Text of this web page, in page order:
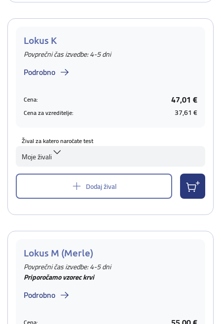
Lokus K
Povprečni čas izvedbe: 4-5 dni
Podrobno
Cena: 47,01 €
Cena za vzreditelje: 37,61 €
Žival za katero naročate test
Moje živali
Dodaj žival
Lokus M (Merle)
Povprečni čas izvedbe: 4-5 dni
Priporočamo vzorec krvi
Podrobno